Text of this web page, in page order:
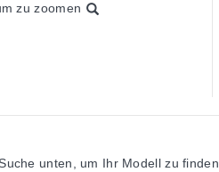
zu zoomen
unten, um Ihr Modell zu finden.